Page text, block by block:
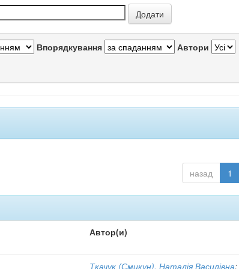
Впорядкування Автори
назад 1
Автор(и)
Ткачук (Смикун), Наталія Василівна;